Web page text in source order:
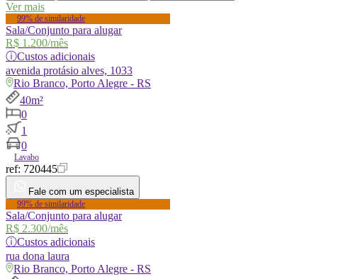
Ver mais
99% de similaridade
Sala/Conjunto para alugar
R$ 1.200/mês
ⓘCustos adicionais
avenida protásio alves, 1033
Rio Branco, Porto Alegre - RS
40m²
0
1
0
Lavabo
ref: 720445
Fale com um especialista
99% de similaridade
Sala/Conjunto para alugar
R$ 2.300/mês
ⓘCustos adicionais
rua dona laura
Rio Branco, Porto Alegre - RS